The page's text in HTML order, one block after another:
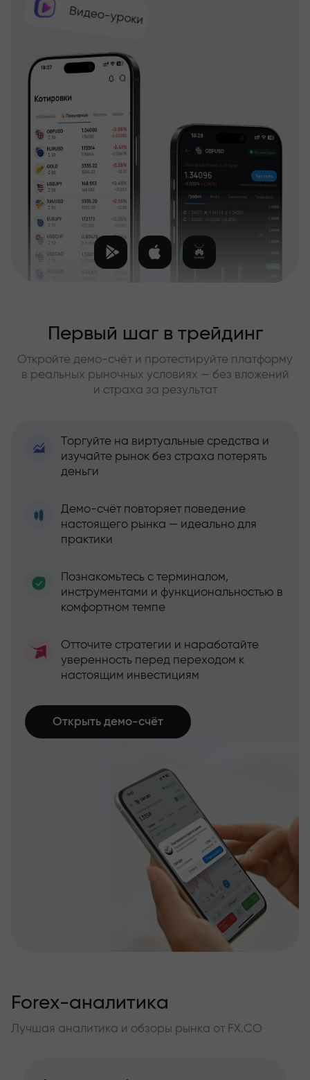
Видео-уроки
Первый шаг в трейдинг
Откройте демо-счёт и протестируйте платформу
в реальных рыночных условиях — без вложений
и страха за результат
Торгуйте на виртуальные средства и
изучайте рынок без страха потерять
деньги
Демо-счёт повторяет поведение
настоящего рынка — идеально для
практики
Познакомьтесь с терминалом,
инструментами и функциональностью в
комфортном темпе
Отточите стратегии и наработайте
уверенность перед переходом к
настоящим инвестициям
Открыть демо-счёт
Forex-аналитика
Лучшая аналитика и обзоры рынка от FX.CO